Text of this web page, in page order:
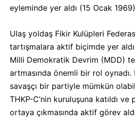
eyleminde yer aldı (15 Ocak
Ulaş yoldaş Fikir Kulüpleri
tartışmalara aktif biçimde yer
Milli Demokratik Devrim (MDD)
artmasında önemli bir rol
savaşçı bir partiyle mümkün
THKP-C’nin kuruluşuna katıldı
ortaya çıkmasında aktif görev